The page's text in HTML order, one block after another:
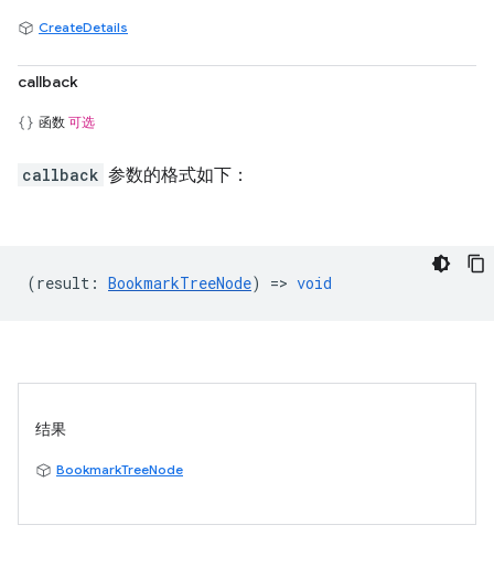
CreateDetails
callback
函数 可选
callback 参数的格式如下：
(result : BookmarkTreeNode) => void
结果
BookmarkTreeNode